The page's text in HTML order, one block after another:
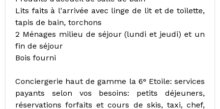
Lits faits à l'arrivée avec linge de lit et de toilette,
tapis de bain, torchons
2 Ménages milieu de séjour (lundi et jeudi) et un
fin de séjour
Bois fourni
Conciergerie haut de gamme la 6° Etoile: services
payants selon vos besoins: petits déjeuners,
réservations forfaits et cours de skis, taxi, chef,